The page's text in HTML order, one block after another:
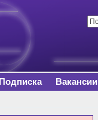
Подписка Вакансии